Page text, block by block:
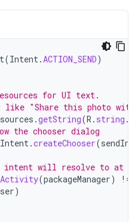
(Intent.ACTION_SEND)
for UI text.
like "Share this photo
.getString(R . string .
the chooser dialog
Intent.createChooser(
will resolve to at
(packageManager) !=
)